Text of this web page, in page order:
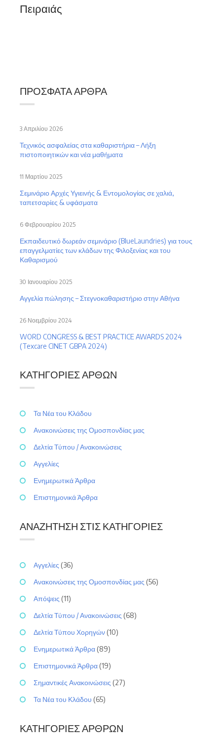
Πειραιάς
ΠΡΌΣΦΑΤΑ ΆΡΘΡΑ
Τεχνικός ασφαλείας στα καθαριστήρια – Λήξη
πιστοποιητικών και νέα μαθήματα
3 Απριλίου 2026
Σεμινάριο Αρχές Υγιεινής & Εντομολογίας σε χαλιά,
ταπετσαρίες & υφάσματα
11 Μαρτίου 2025
Εκπαιδευτικό δωρεάν σεμινάριο (BlueLaundries) για τους
επαγγελματίες των κλάδων της Φιλοξενίας και του
Καθαρισμού
6 Φεβρουαρίου 2025
Αγγελία πώλησης – Στεγνοκαθαριστήριο στην Αθήνα
30 Ιανουαρίου 2025
WORD CONGRESS & BEST PRACTICE AWARDS 2024
(Texcare CINET GBPA 2024)
26 Νοεμβρίου 2024
ΚΑΤΗΓΟΡΊΕΣ ΆΡΘΩΝ
Τα Νέα του Κλάδου
Ανακοινώσεις της Ομοσπονδίας μας
Δελτία Τύπου / Ανακοινώσεις
Αγγελίες
Ενημερωτικά Άρθρα
Επιστημονικά Άρθρα
ΑΝΑΖΉΤΗΣΗ ΣΤΙΣ ΚΑΤΗΓΟΡΊΕΣ
Αγγελίες (36)
Ανακοινώσεις της Ομοσπονδίας μας (56)
Απόψεις (11)
Δελτία Τύπου / Ανακοινώσεις (68)
Δελτία Τύπου Χορηγών (10)
Ενημερωτικά Άρθρα (89)
Επιστημονικά Άρθρα (19)
Σημαντικές Ανακοινώσεις (27)
Τα Νέα του Κλάδου (65)
ΚΑΤΗΓΟΡΊΕΣ ΆΡΘΡΩΝ